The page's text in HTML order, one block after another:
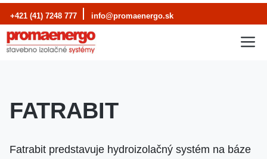
Preskočiť
na
obsah
+421 (41) 7248 777 info@promaenergo.sk
FATRABIT
Fatrabit predstavuje hydroizolačný systém na báze